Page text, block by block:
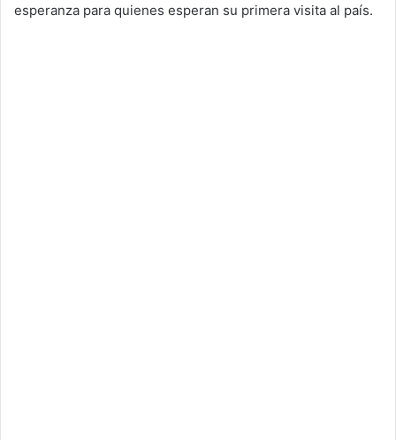
esperanza para quienes esperan su primera visita al país.